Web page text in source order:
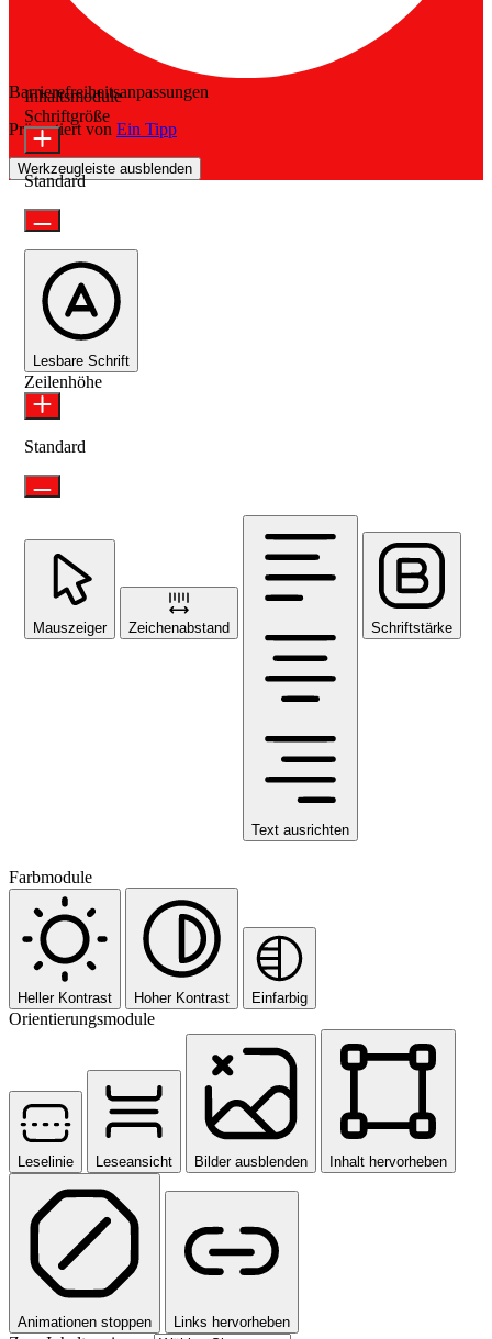
Barrierefreiheitsanpassungen
Präsentiert von Ein Tipp
Werkzeugleiste ausblenden
Inhaltsmodule
Schriftgröße
Standard
Lesbare Schrift
Zeilenhöhe
Standard
Mauszeiger Zeichenabstand
Text ausrichten
Schriftstärke
Farbmodule
Heller Kontrast Hoher Kontrast Einfarbig
Orientierungsmodule
Leselinie Leseansicht Bilder ausblenden Inhalt hervorheben
Animationen stoppen Links hervorheben